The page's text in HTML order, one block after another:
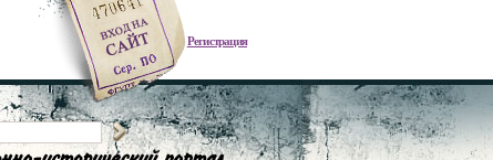
Регистрация